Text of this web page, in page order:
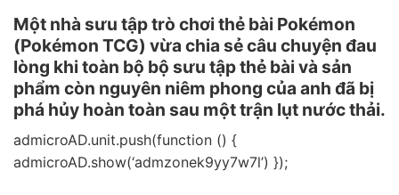
Một nhà sưu tập trò chơi thẻ bài Pokémon
(Pokémon TCG) vừa chia sẻ câu chuyện đau
lòng khi toàn bộ bộ sưu tập thẻ bài và sản
phẩm còn nguyên niêm phong của anh đã bị
phá hủy hoàn toàn sau một trận lụt nước thải.
admicroAD.unit.push(function () {
admicroAD.show(‘admzonek9yy7w7l’) });